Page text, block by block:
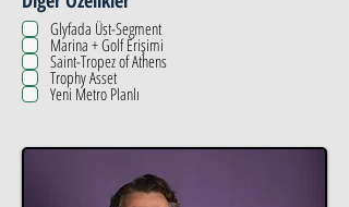
Glyfada Üst-Segment
Marina + Golf Erişimi
Saint-Tropez of Athens
Trophy Asset
Yeni Metro Planlı